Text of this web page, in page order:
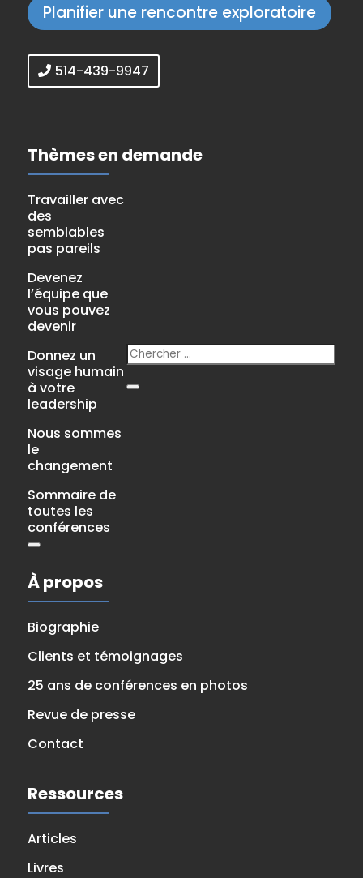
Planifier une rencontre exploratoire
514-439-9947
Thèmes en demande
Travailler avec
des
semblables
pas pareils
Devenez
l’équipe que
vous pouvez
devenir
Donnez un
visage humain
à votre
leadership
Nous sommes
le
changement
Sommaire de
toutes les
conférences
À propos
Biographie
Clients et témoignages
25 ans de conférences en photos
Revue de presse
Contact
Ressources
Articles
Livres